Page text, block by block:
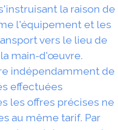
la raison de
l'équipement et les
vers le lieu de
main-d'œuvre.
indépendamment de
effectuées
les offres précises ne
au même tarif. Par